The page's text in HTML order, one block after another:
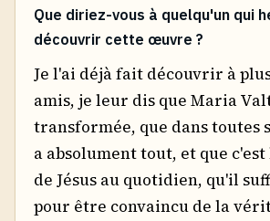
Que diriez-vous à quelqu'un qui
découvrir cette œuvre ?
Je l'ai déjà fait découvrir à
amis, je leur dis que Maria
transformée, que dans toutes
a absolument tout, et que
de Jésus au quotidien, qu'il
pour être convaincu de la